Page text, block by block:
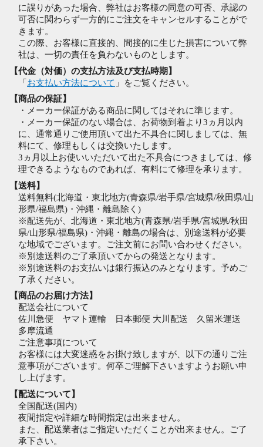
に誤りがあった場合、弊社はお客様の同意の可否、承認の
可否に関わらず一方的にご注文をキャンセルすることがで
きます。
この際、お客様に直接的、間接的に生じた損害について弊
社は、一切の責任を負わないものとします。
【代金（対価）の支払方法及び支払時期】
「 お支払い方法について 」をご覧ください。
【商品の保証】
・メーカー保証がある商品に関してはそれに準じます。
・メーカー保証のない場合は、お荷物到着より3ヵ月以内
に、通常通りご使用頂いて出た不具合に関しましては、無
料にて、修理もしくは交換いたします。
3ヵ月以上お使いいただいて出た不具合につきましては、修
理できるようなものであれば、有料にて修理を承ります。
【送料】
送料無料(北海道・東北地方(青森県/岩手県/宮城県/秋田県/山
形県/福島県)・沖縄・離島除く)
※配送先が、北海道・東北地方(青森県/岩手県/宮城県/秋田
県/山形県/福島県)・沖縄・離島の場合は、別途送料が必要
な地域でございます。ご注文前にお問い合わせください。
※別途送料のご了承頂いてからの発送となります。
※別途送料のお支払いは銀行振込のみとなります。予めご
了承ください。
【商品のお届け方法】
配送会社について
佐川急便 ヤマト運輸 日本郵便 大川配送 久留米運送
多摩流通
ご注意事項について
お客様には大変迷惑をお掛け致しますが、以下の通りご注
意事項がございます。何卒ご理解下さいますようお願い申
し上げます。
【配送について】
全国配送(国内)
夜間指定や詳細な時間指定は出来ません。
また、配送業者はご指定いただくことが出来ません。ご了
承下さい。